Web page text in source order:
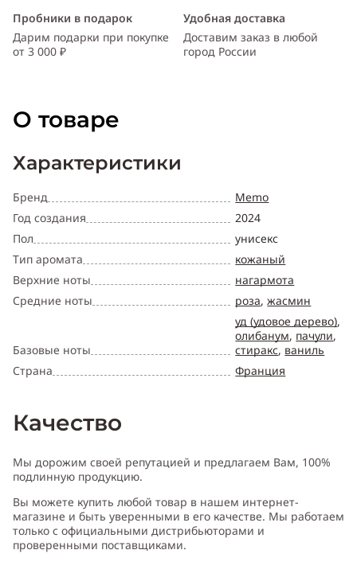
Пробники в подарок
Дарим подарки при покупке
от 3 000 ₽
Удобная доставка
Доставим заказ в любой
город России
О товаре
Характеристики
Бренд
Год создания
Пол
Тип аромата
Верхние ноты
Средние ноты
Базовые ноты
Страна
Memo
2024
унисекс
кожаный
нагармота
роза,жасмин
уд (удовое дерево),
олибанум, пачули,
стиракс, ваниль
Франция
Качество
Мы дорожим своей репутацией и предлагаем Вам, 100%
подлинную продукцию.
Вы можете купить любой товар в нашем интернет-
магазине и быть уверенными в его качестве. Мы работаем
только с официальными дистрибьюторами и
проверенными поставщиками.